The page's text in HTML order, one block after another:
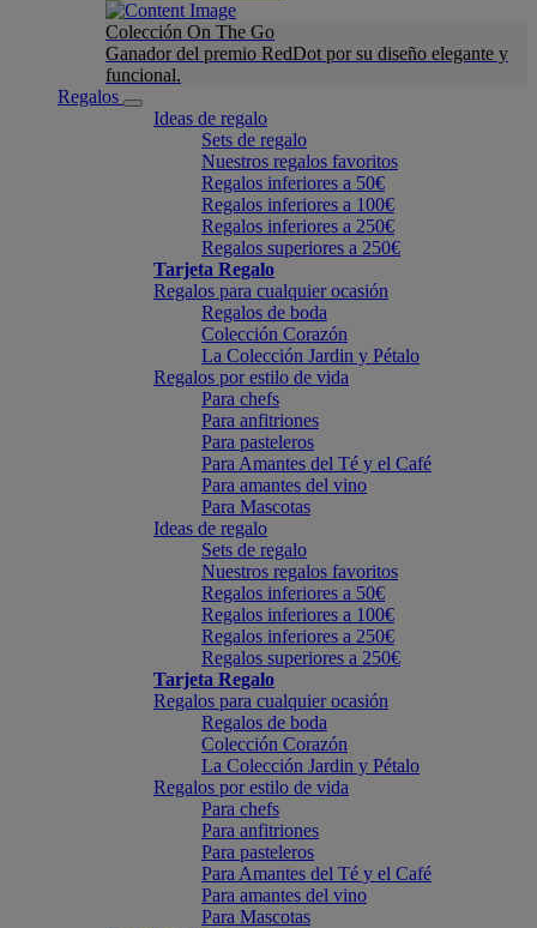
Colección On The Go
Ganador del premio RedDot por su diseño elegante y
funcional.
Regalos
Ideas de regalo
Sets de regalo
Nuestros regalos favoritos
Regalos inferiores a 50€
Regalos inferiores a 100€
Regalos inferiores a 250€
Regalos superiores a 250€
Tarjeta Regalo
Regalos para cualquier ocasión
Regalos de boda
Colección Corazón
La Colección Jardin y Pétalo
Regalos por estilo de vida
Para chefs
Para anfitriones
Para pasteleros
Para Amantes del Té y el Café
Para amantes del vino
Para Mascotas
Ideas de regalo
Sets de regalo
Nuestros regalos favoritos
Regalos inferiores a 50€
Regalos inferiores a 100€
Regalos inferiores a 250€
Regalos superiores a 250€
Tarjeta Regalo
Regalos para cualquier ocasión
Regalos de boda
Colección Corazón
La Colección Jardin y Pétalo
Regalos por estilo de vida
Para chefs
Para anfitriones
Para pasteleros
Para Amantes del Té y el Café
Para amantes del vino
Para Mascotas